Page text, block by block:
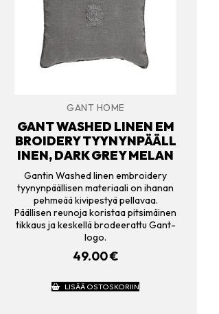
GANT HOME
GANT WASHED LINEN EM
BROIDERY TYYNYNPÄÄLL
INEN, DARK GREY MELAN
Gantin Washed linen embroidery
tyynynpäällisen materiaali on ihanan
pehmeää kivipestyä pellavaa.
Päällisen reunoja koristaa pitsimäinen
tikkaus ja keskellä brodeerattu Gant-
logo.
49.00€
LISÄÄ OSTOSKORIIN